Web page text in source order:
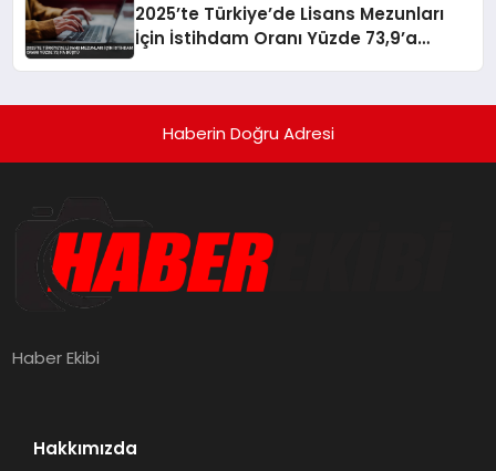
2025’te Türkiye’de Lisans Mezunları
İçin İstihdam Oranı Yüzde 73,9’a
Haberin Doğru Adresi
Haber Ekibi
Hakkımızda